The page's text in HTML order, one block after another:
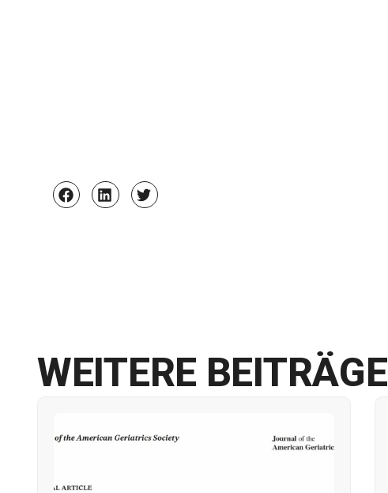
WEITERE BEITRÄGE